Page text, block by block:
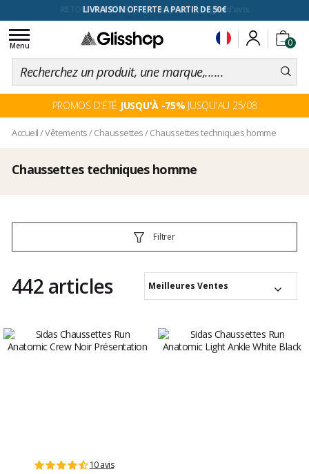
RETOUR FACILITÉ, 100 jours pour changer d'avis
0
Toggle
navigation
Menu
PROMOS D'ÉTÉ JUSQU'À -75% JUSQU'AU 25/08
Accueil/Vêtements/Chaussettes/Chaussettes techniques homme
Chaussettes techniques homme
Filtrer
442 articles Meilleures Ventes
10 avis